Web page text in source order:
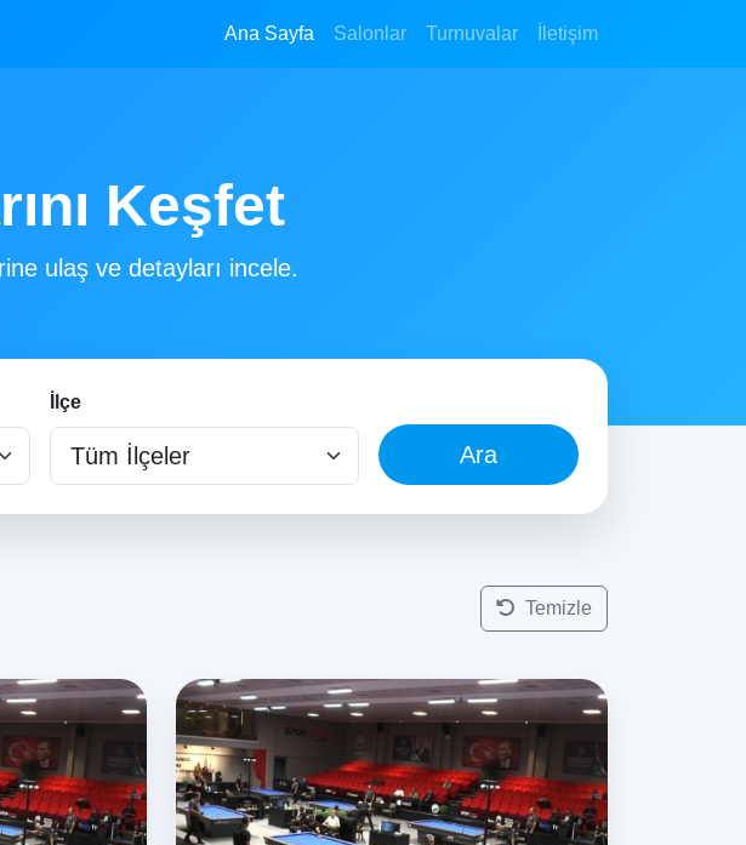
Ana Sayfa Salonlar Turnuvalar İletişim
Keşfet
ulaş ve detayları incele.
İlçe
Temizle